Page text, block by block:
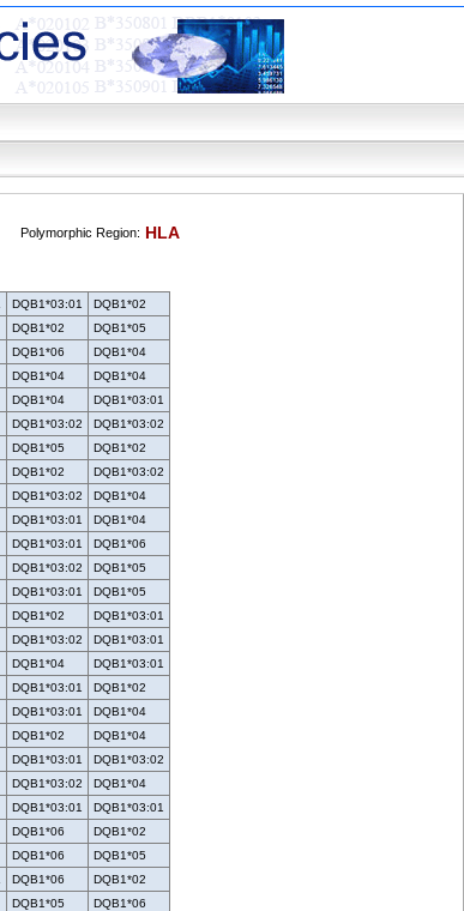
Polymorphic Region: HLA
DQB1*03:01
DQB1*02
DQB1*02
DQB1*05
DQB1*06
DQB1*04
DQB1*04
DQB1*04
DQB1*04
DQB1*03:01
DQB1*03:02
DQB1*03:02
DQB1*05
DQB1*02
DQB1*02
DQB1*03:02
DQB1*03:02
DQB1*04
DQB1*03:01
DQB1*04
DQB1*03:01
DQB1*06
DQB1*03:02
DQB1*05
DQB1*03:01
DQB1*05
DQB1*02
DQB1*03:01
DQB1*03:02
DQB1*03:01
DQB1*04
DQB1*03:01
DQB1*03:01
DQB1*02
DQB1*03:01
DQB1*04
DQB1*02
DQB1*04
DQB1*03:01
DQB1*03:02
DQB1*03:02
DQB1*04
DQB1*03:01
DQB1*03:01
DQB1*06
DQB1*02
DQB1*06
DQB1*05
DQB1*06
DQB1*02
DQB1*05
DQB1*06